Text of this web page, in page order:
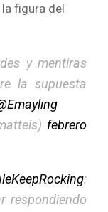
figura del
y mentiras
la supuesta
febrero
:
respondiendo